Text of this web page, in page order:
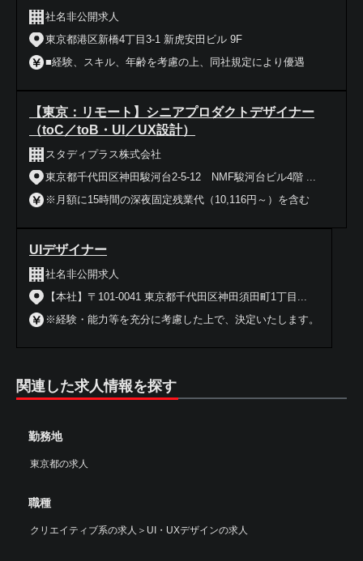
社名非公開求人
東京都港区新橋4丁目3-1 新虎安田ビル 9F
■経験、スキル、年齢を考慮の上、同社規定により優遇
【東京：リモート】シニアプロダクトデザイナー
（toC／toB・UI／UX設計）
スタディプラス株式会社
東京都千代田区神田駿河台2-5-12 NMF駿河台ビル4階 ...
※月額に15時間の深夜固定残業代（10,116円～）を含む
UIデザイナー
社名非公開求人
【本社】〒101-0041 東京都千代田区神田須田町1丁目...
※経験・能力等を充分に考慮した上で、決定いたします。
関連した求人情報を探す
勤務地
東京都の求人
職種
クリエイティブ系の求人 ＞ UI・UXデザインの求人